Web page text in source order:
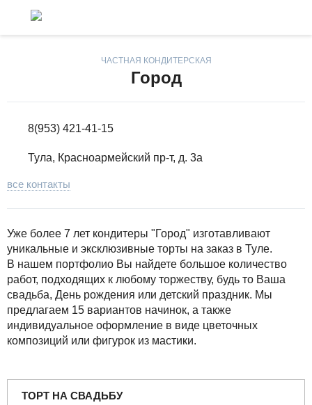
ЧАСТНАЯ КОНДИТЕРСКАЯ
Город
8(953) 421-41-15
Тула, Красноармейский пр-т, д. 3а
все контакты
Уже более 7 лет кондитеры "Город" изготавливают
уникальные и эксклюзивные торты на заказ в Туле.
В нашем портфолио Вы найдете большое количество
работ, подходящих к любому торжеству, будь то Ваша
свадьба, День рождения или детский праздник. Мы
предлагаем 15 вариантов начинок, а также
индивидуальное оформление в виде цветочных
композиций или фигурок из мастики.
ТОРТ НА СВАДЬБУ